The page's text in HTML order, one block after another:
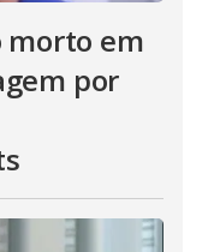
morto em
por